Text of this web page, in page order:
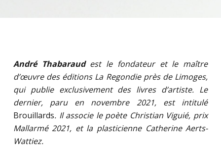
André Thabaraudest le fondateur et le maître
d’œuvre des éditions La Regondie près de Limoges,
qui publie exclusivement des livres d’artiste. Le
dernier, paru en novembre 2021, est intitulé
Brouillards. Il associe le poète Christian Viguié, prix
Mallarmé 2021, et la plasticienne Catherine Aerts-
Wattiez.